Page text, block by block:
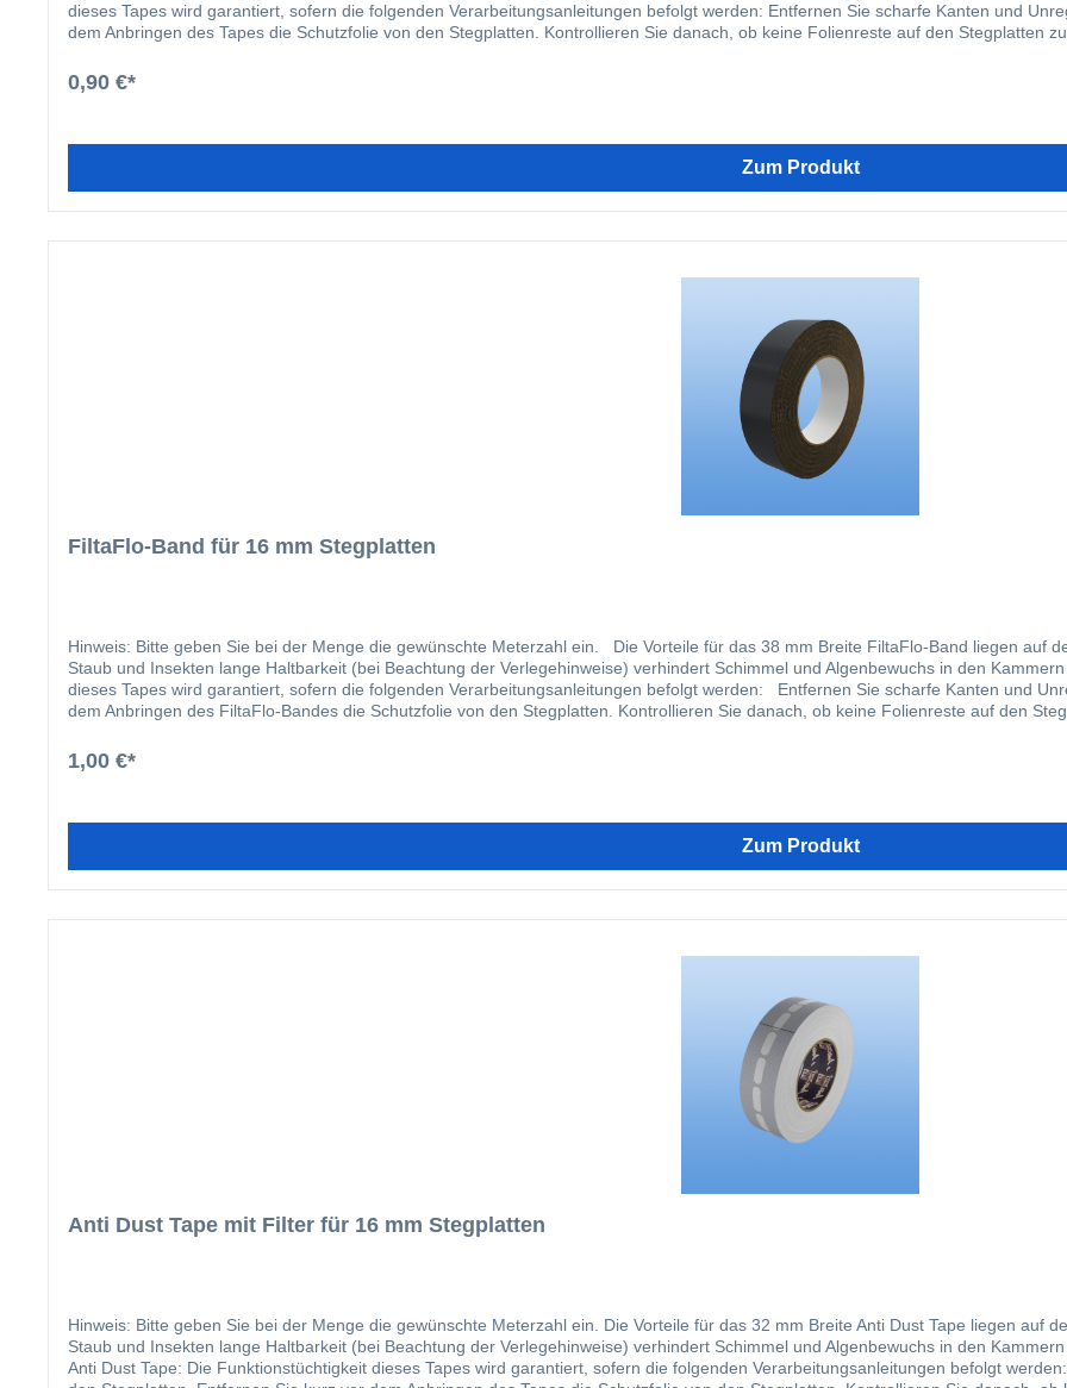
dieses Tapes wird garantiert, sofern die folgenden Verarbeitungsanleitungen befolgt werden: Entfernen Sie scharfe Kanten und Unregelmäßigkeiten von den Stegplatten. Entfernen Sie kurz vor
dem Anbringen des Tapes die Schutzfolie von den Stegplatten. Kontrollieren Sie danach, ob keine Folienreste auf den Stegplatten
das Band ohne Falten und Knitter leicht auf die Ränder an. Reiben Sie das Tape mit einem Tuch kräftig fest. Sorgen Sie dafür, dass
und der Montage durch Stoßen oder Schieben nicht beschädigt wird. Die U-Profile, die verwendet werden sollen, sollen die
0,90 €*
Zum Produkt
FiltaFlo-Band für 16 mm Stegplatten
Hinweis: Bitte geben Sie bei der Menge die gewünschte Meterzahl ein. Die Vorteile für das 38 mm Breite FiltaFlo-Band liegen auf der Hand: leicht anzubringen verhindert das
Staub und Insekten lange Haltbarkeit (bei Beachtung der Verlegehinweise) verhindert Schimmel und Algenbewuchs in den Kammern sorgt für den
dieses Tapes wird garantiert, sofern die folgenden Verarbeitungsanleitungen befolgt werden: Entfernen Sie scharfe Kanten und Unregelmäßigkeiten von den Stegplatten. Entfernen Sie kurz vor
dem Anbringen des FiltaFlo-Bandes die Schutzfolie von den Stegplatten. Kontrollieren Sie danach, ob keine Folienreste auf den
Drücken Sie das Band ohne Falten und Knitter leicht auf die Ränder an. Reiben Sie das Band mit einem Tuch kräftig fest. Sorgen
Transportes und der Montage durch Stoßen oder Schieben nicht beschädigt wird. Die U-Profile, die verwendet werden sollen,
1,00 €*
Zum Produkt
Anti Dust Tape mit Filter für 16 mm Stegplatten
Hinweis: Bitte geben Sie bei der Menge die gewünschte Meterzahl ein. Die Vorteile für das 32 mm Breite Anti Dust Tape liegen auf der Hand: leicht anzubringen verhindert das Eindringen von
Staub und Insekten lange Haltbarkeit (bei Beachtung der Verlegehinweise) verhindert Schimmel und Algenbewuchs in den Kammern sorgt für den
Anti Dust Tape: Die Funktionstüchtigkeit dieses Tapes wird garantiert, sofern die folgenden Verarbeitungsanleitungen befolgt werden: Entfernen Sie scharfe Kanten und Unregelmäßigkeiten von